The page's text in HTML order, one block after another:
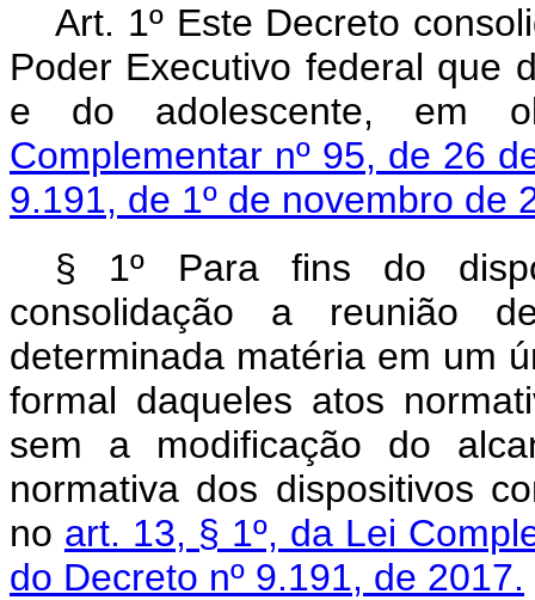
Art. 1º Este Decreto
Poder Executivo federal que
e do adolescente, em
Complementar nº 95, de 26
9.191, de 1º de novembro de
§ 1º Para fins do
consolidação a reunião
determinada matéria em um
formal daqueles atos
sem a modificação do
normativa dos dispositivos
no art. 13, § 1º, da Lei
do Decreto nº 9.191, de 2017.